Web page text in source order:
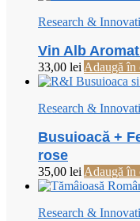
Research &
Vin Alb
33,00 lei Adaugă în
Research &
Busuioacă +
rose
35,00 lei Adaugă în
Research &